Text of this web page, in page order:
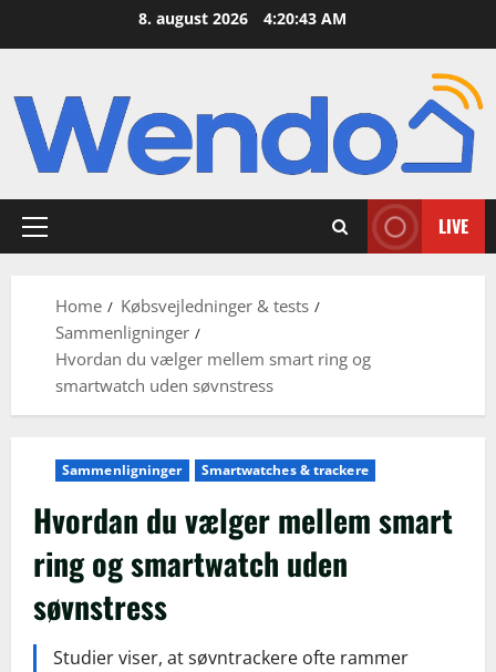
8. august 2026 4:20:44 AM
Primary
LIVE
Home
Købsvejledninger & tests
Sammenligninger
Hvordan du vælger mellem smart ring og
smartwatch uden søvnstress
Sammenligninger Smartwatches & trackere
Hvordan du vælger mellem smart
ring og smartwatch uden
søvnstress
Studier viser, at søvntrackere ofte rammer